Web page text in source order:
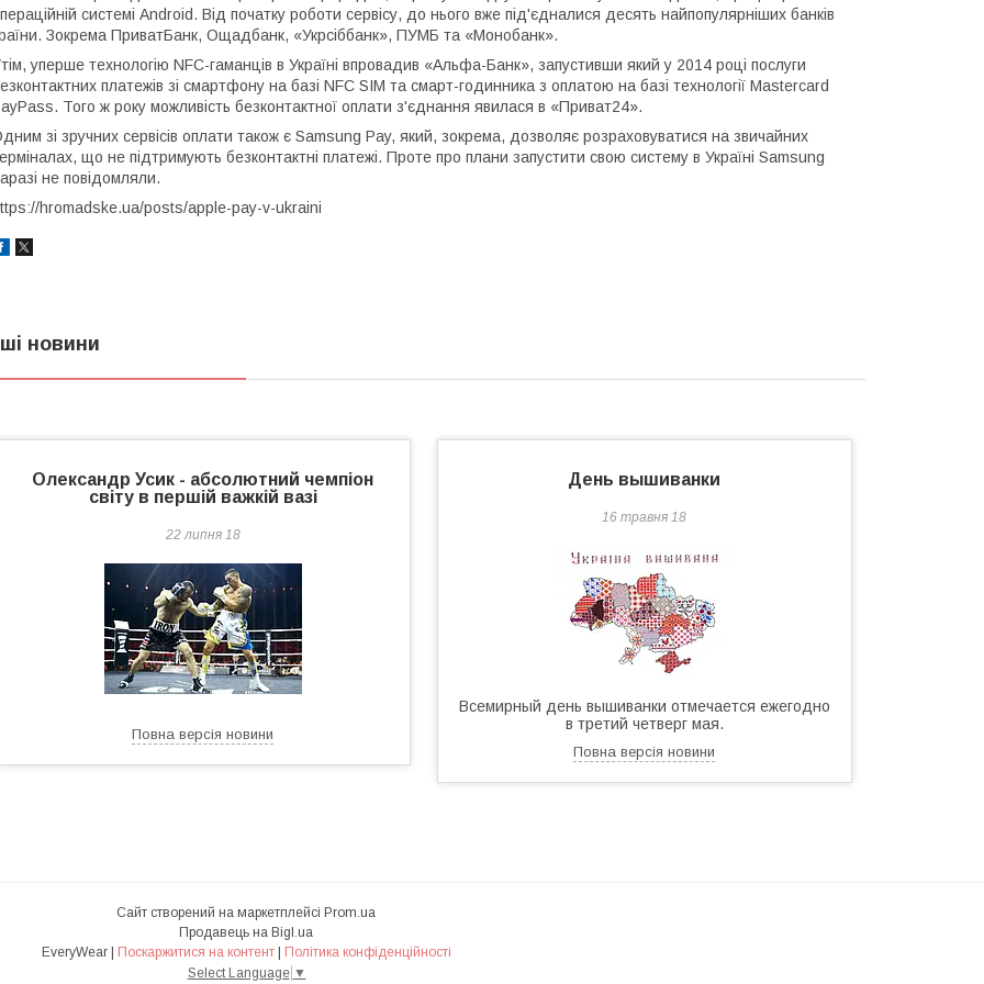
системі Android. Від початку роботи сервісу, до нього вже під'єдналися десять найпопулярніших банків
Зокрема ПриватБанк, Ощадбанк, «Укрсіббанк», ПУМБ та «Монобанк».
уперше технологію NFC-гаманців в Україні впровадив «Альфа-Банк», запустивши який у 2014 році послуги
платежів зі смартфону на базі NFC SIM та смарт-годинника з оплатою на базі технології Mastercard
Того ж року можливість безконтактної оплати з'єднання явилася в «Приват24».
зі зручних сервісів оплати також є Samsung Pay, який, зокрема, дозволяє розраховуватися на звичайних
що не підтримують безконтактні платежі. Проте про плани запустити свою систему в Україні Samsung
не повідомляли.
hromadske.ua/posts/apple-pay-v-ukraini
новини
Олександр Усик - абсолютний чемпіон
світу в першій важкій вазі
22 липня 18
Повна версія новини
День вышиванки
16 травня 18
Всемирный день вышиванки отмечается ежегодно
в третий четверг мая.
Повна версія новини
Сайт створений на маркетплейсі Prom.ua
Продавець на Bigl.ua
Поскаржитися на контент
Політика конфіденційності
Select Language ▼